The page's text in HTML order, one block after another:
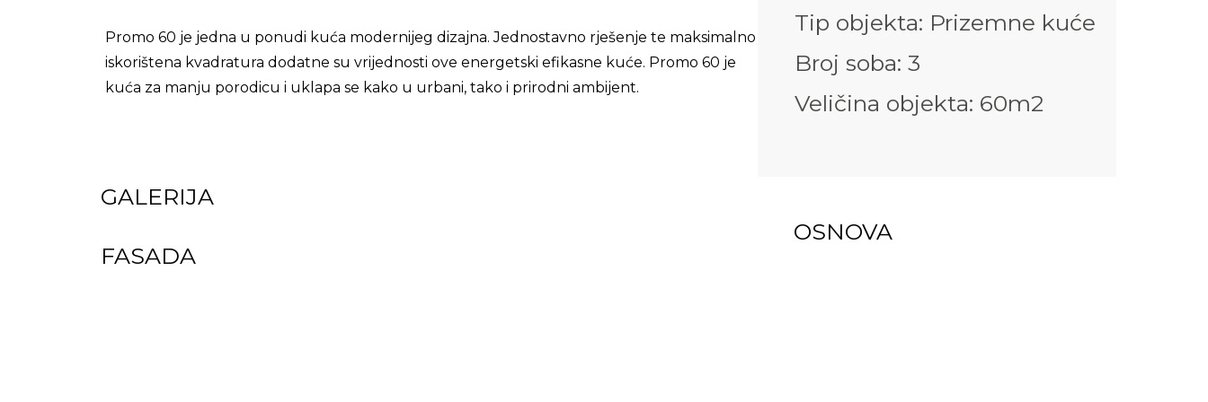
Promo 60 je jedna u ponudi kuća modernijeg dizajna. Jednostavno rješenje te maksimalno
iskorištena kvadratura dodatne su vrijednosti ove energetski efikasne kuće. Promo 60 je
kuća za manju porodicu i uklapa se kako u urbani, tako i prirodni ambijent.
Tip objekta: Prizemne kuće
Broj soba: 3
Veličina objekta: 60m2
GALERIJA
FASADA
OSNOVA